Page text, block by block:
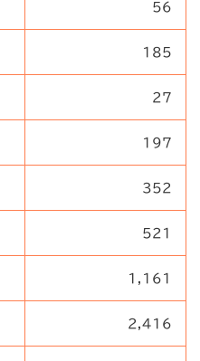
56
185
27
197
352
521
1,161
2,416